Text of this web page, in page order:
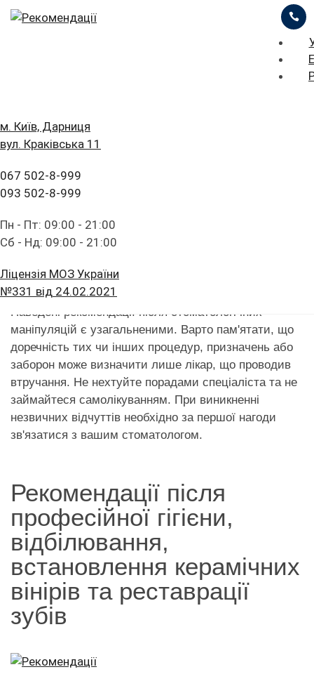
ЦІНИ
FAQ
ПАЦІЄНТУ
ПОСЛУГИ
ПРО НАС
ПРИКЛАДИ РОБІТ
БЛОГ
FAQ
ПАЦІЄНТУ
КОНТАКТИ
м. Київ, Дарниця
вул. Краківська 11
067 502-8-999
093 502-8-999
Пн - Пт: 09:00 - 21:00
Сб - Нд: 09:00 - 21:00
Ліцензія МОЗ України
№331 від 24.02.2021
ЗАЛИШИТИ ЗАЯВКУ
Рекомендації для
пацієнтів
Наведені рекомендації після стоматологічних
маніпуляцій є узагальненими. Варто пам'ятати, що
доречність тих чи інших процедур, призначень або
заборон може визначити лише лікар, що проводив
втручання. Не нехтуйте порадами спеціаліста та не
займайтеся самолікуванням. При виникненні
незвичних відчуттів необхідно за першої нагоди
зв'язатися з вашим стоматологом.
Рекомендації після
професійної гігієни,
відбілювання,
встановлення керамічних
вінірів та реставрації
зубів